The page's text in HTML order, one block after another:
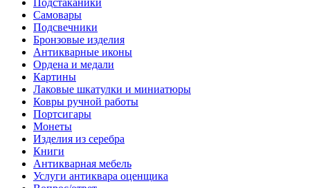
Подстаканики
Самовары
Подсвечники
Бронзовые изделия
Антикварные иконы
Ордена и медали
Картины
Лаковые шкатулки и миниатюры
Ковры ручной работы
Портсигары
Монеты
Изделия из серебра
Книги
Антикварная мебель
Услуги антиквара оценщика